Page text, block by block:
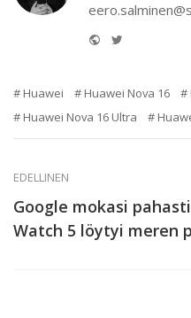
Website
Huawei Huawei Nova 16
Huawei Nova 16 Ultra
EDELLINEN
Google mokasi
Watch 5 löytyi meren